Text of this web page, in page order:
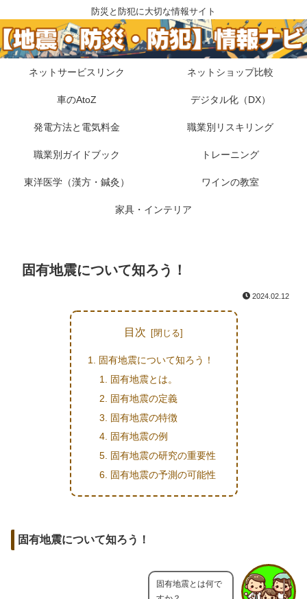
防災と防犯に大切な情報サイト
ネットサービスリンク ネットショップ比較
車のAtoZ デジタル化（DX）
発電方法と電気料金 職業別リスキリング
職業別ガイドブック トレーニング
東洋医学（漢方・鍼灸） ワインの教室
家具・インテリア
固有地震について知ろう！
2024.02.12
目次
固有地震について知ろう！
固有地震とは。
固有地震の定義
固有地震の特徴
固有地震の例
固有地震の研究の重要性
固有地震の予測の可能性
固有地震について知ろう！
固有地震とは何で